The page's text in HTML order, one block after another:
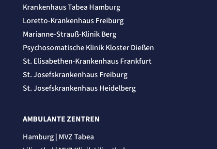
Krankenhaus Tabea Hamburg
Loretto-Krankenhaus Freiburg
Marianne-Strauß-Klinik Berg
Psychosomatische Klinik Kloster Dießen
St. Elisabethen-Krankenhaus Frankfurt
St. Josefskrankenhaus Freiburg
St. Josefskrankenhaus Heidelberg
AMBULANTE ZENTREN
Hamburg | MVZ Tabea
_et_coid
Anbieter:
etracker GmbH
Zweck:
Cookie Laufzeit:
2 Jahre
etracker Analytics
Anbieter:
etracker GmbH
Zweck:
Es erlaubt eTracker Cookies zu setzen.